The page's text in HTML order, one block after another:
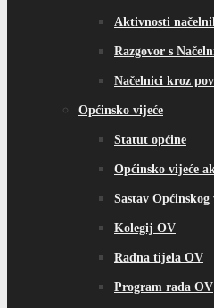
Aktivnosti
Razgovor s
Načelnici kroz
Općinsko vijeće
Statut općine
Općinsko vijeće
Sastav Općinskog
Kolegij OV
Radna tijela OV
Program rada OV